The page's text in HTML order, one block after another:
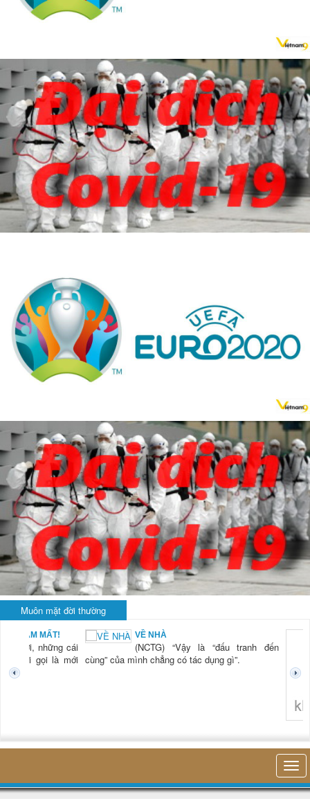
Muôn mặt đời thường
NAM MẤT!
“Xời, những cái
mới gọi là mới
VỀ NHÀ
(NCTG) “Vậy là “đấu tranh đến
cùng” của mình chẳng có tác dụng gì”.